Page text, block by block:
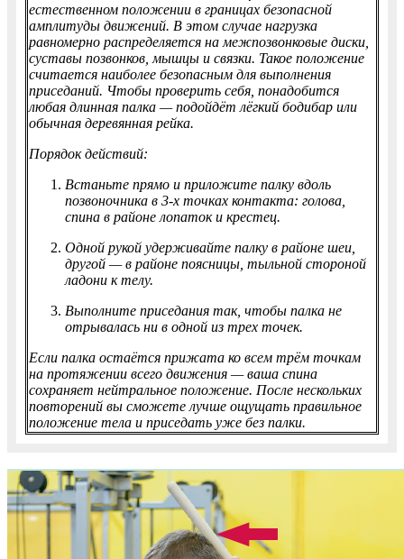
естественном положении в границах безопасной
амплитуды движений. В этом случае нагрузка
равномерно распределяется на межпозвонковые диски,
суставы позвонков, мышцы и связки. Такое положение
считается наиболее безопасным для выполнения
приседаний. Чтобы проверить себя, понадобится
любая длинная палка — подойдёт лёгкий бодибар или
обычная деревянная рейка.
Порядок действий:
Встаньте прямо и приложите палку вдоль
позвоночника в 3-х точках контакта: голова,
спина в районе лопаток и крестец.
Одной рукой удерживайте палку в районе шеи,
другой — в районе поясницы, тыльной стороной
ладони к телу.
Выполните приседания так, чтобы палка не
отрывалась ни в одной из трех точек.
Если палка остаётся прижата ко всем трём точкам
на протяжении всего движения — ваша спина
сохраняет нейтральное положение. После нескольких
повторений вы сможете лучше ощущать правильное
положение тела и приседать уже без палки.